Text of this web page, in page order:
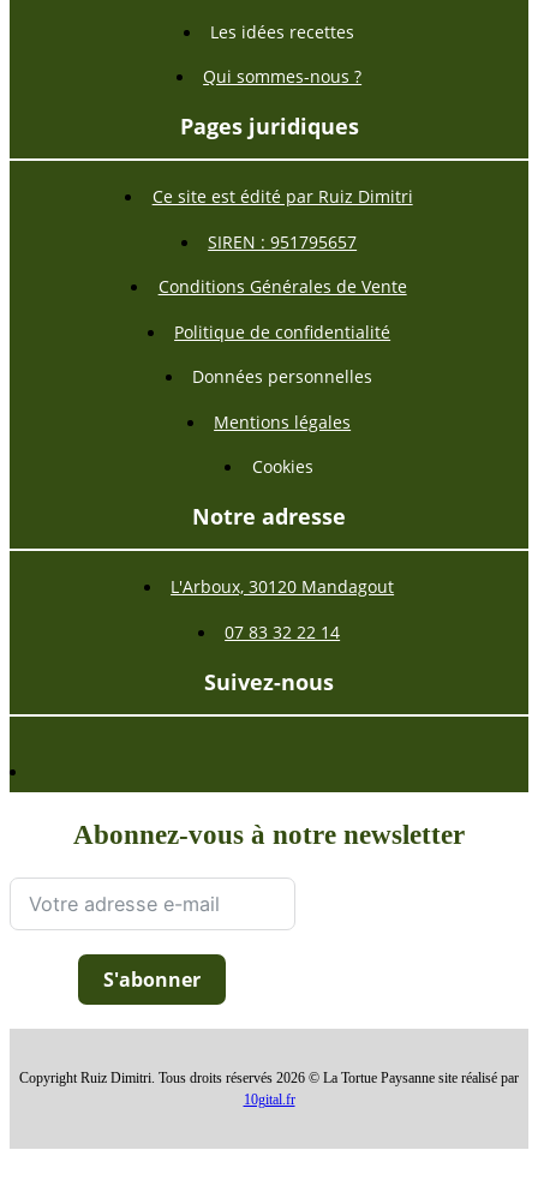
Les idées recettes
Qui sommes-nous ?
Pages juridiques
Ce site est édité par Ruiz Dimitri
SIREN : 951795657
Conditions Générales de Vente
Politique de confidentialité
Données personnelles
Mentions légales
Cookies
Notre adresse
L'Arboux, 30120 Mandagout
07 83 32 22 14
Suivez-nous
Abonnez-vous à notre newsletter
S'abonner
Copyright Ruiz Dimitri. Tous droits réservés 2026 © La Tortue Paysanne site réalisé par
10gital.fr